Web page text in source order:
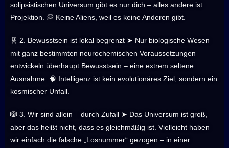
solipsistischen Universum gibt es nur dich – alles andere ist
Projektion. 💭 Keine Aliens, weil es keine Anderen gibt.
🧬 2. Bewusstsein ist lokal begrenzt ➤ Nur biologische Wesen
mit ganz bestimmten neurochemischen Voraussetzungen
entwickeln überhaupt Bewusstsein – eine extrem seltene
Ausnahme. 🧠 Intelligenz ist kein evolutionäres Ziel, sondern ein
kosmischer Unfall.
🎲 3. Wir sind allein – durch Zufall ➤ Das Universum ist groß,
aber das heißt nicht, dass es gleichmäßig ist. Vielleicht haben
wir einfach die falsche „Losnummer“ gezogen – in einer